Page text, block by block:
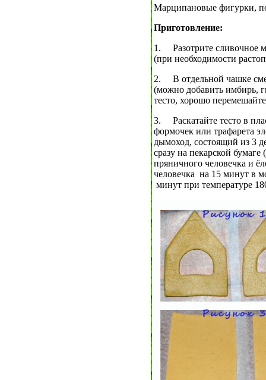
Марципановые фигурки,
Приготовление:
1.
Разотрите сливочное
(при необходимости
2.
В отдельной чашке
(можно добавить имбирь,
тесто, хорошо
3.
Раскатайте тесто в
формочек или трафарета
дымоход, состоящий из 3
сразу на пекарской
пряничного человечка и
человечка на 15 минут в
минут при температуре